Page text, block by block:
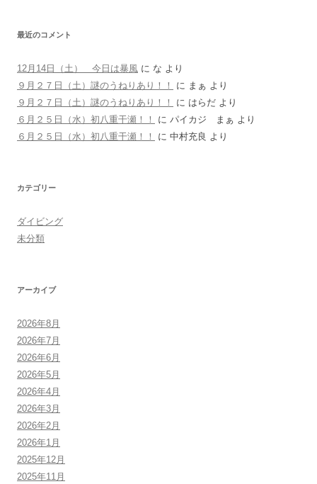
最近のコメント
12月14日（土） 今日は暴風 に な より
９月２７日（土）謎のうねりあり！！
に まぁ より
９月２７日（土）謎のうねりあり！！
に はらだ より
６月２５日（水）初八重干瀬！！
に パイカジ まぁ より
６月２５日（水）初八重干瀬！！
に 中村充良 より
カテゴリー
ダイビング
未分類
アーカイブ
2026年8月
2026年7月
2026年6月
2026年5月
2026年4月
2026年3月
2026年2月
2026年1月
2025年12月
2025年11月